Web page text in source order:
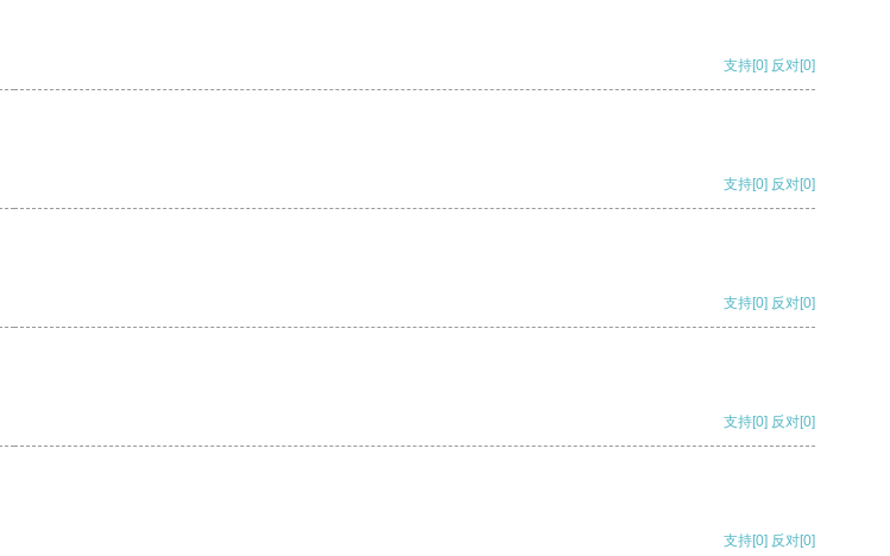
支持[0] 反对[0]
支持[0] 反对[0]
支持[0] 反对[0]
支持[0] 反对[0]
支持[0] 反对[0]